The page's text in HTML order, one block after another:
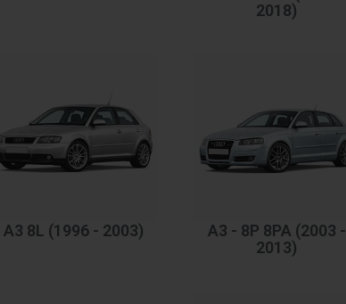
2018)
A3 8L (1996 - 2003)
A3 - 8P 8PA (2003 -
2013)